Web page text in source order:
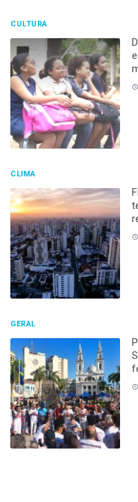
CULTURA
CLIMA
GERAL